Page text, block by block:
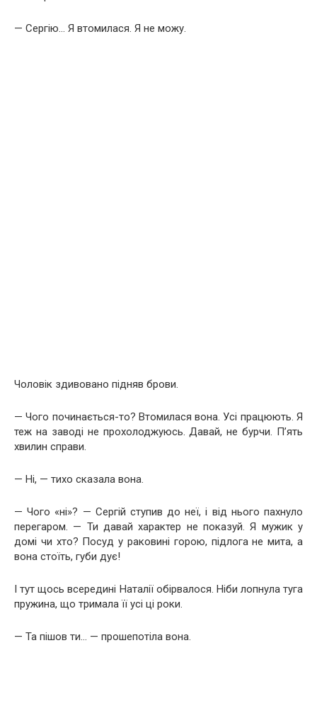
— Сергію… Я втомилася. Я не можу.
Чоловік здивовано підняв брови.
— Чого починається-то? Втомилася вона. Усі працюють. Я
теж на заводі не прохолоджуюсь. Давай, не бурчи. П’ять
хвилин справи.
— Ні, — тихо сказала вона.
— Чого «ні»? — Сергій ступив до неї, і від нього пахнуло
перегаром. — Ти давай характер не показуй. Я мужик у
домі чи хто? Посуд у раковині горою, підлога не мита, а
вона стоїть, губи дує!
І тут щось всередині Наталії обірвалося. Ніби лопнула туга
пружина, що тримала її усі ці роки.
— Та пішов ти… — прошепотіла вона.